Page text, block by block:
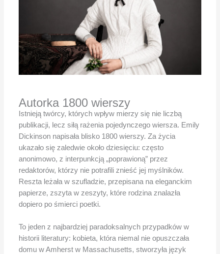
Autorka 1800 wierszy
Istnieją twórcy, których wpływ mierzy się nie liczbą
publikacji, lecz siłą rażenia pojedynczego wiersza. Emily
Dickinson napisała blisko 1800 wierszy. Za życia
ukazało się zaledwie około dziesięciu: często
anonimowo, z interpunkcją „poprawioną” przez
redaktorów, którzy nie potrafili znieść jej myślników.
Reszta leżała w szufladzie, przepisana na eleganckim
papierze, zszyta w zeszyty, które rodzina znalazła
dopiero po śmierci poetki.
To jeden z najbardziej paradoksalnych przypadków w
historii literatury: kobieta, która niemal nie opuszczała
domu w Amherst w Massachusetts, stworzyła język